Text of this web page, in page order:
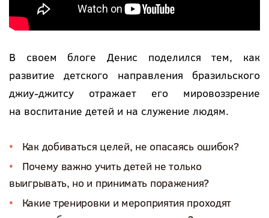
В своем блоге Денис поделился тем, как
развитие детского направления бразильского
джиу-джитсу отражает его мировоззрение
на воспитание детей и на служение людям.
Как добиваться целей, не опасаясь ошибок?
Почему важно учить детей не только
выигрывать, но и принимать поражения?
Какие тренировки и мероприятия проходят